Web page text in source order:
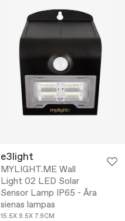
e3light
MYLIGHT.ME Wall
Light 02 LED Solar
Sensor Lamp IP65 - Āra
sienas lampas
15.5X 9.5X 7.9CM